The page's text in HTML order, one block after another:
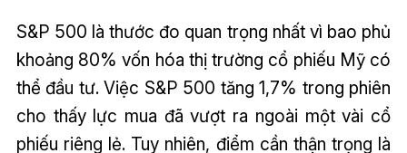
S&P 500 là thước đo quan trọng nhất vì bao phủ
khoảng 80% vốn hóa thị trường cổ phiếu Mỹ có
thể đầu tư. Việc S&P 500 tăng 1,7% trong phiên
cho thấy lực mua đã vượt ra ngoài một vài cổ
phiếu riêng lẻ. Tuy nhiên, điểm cần thận trọng là